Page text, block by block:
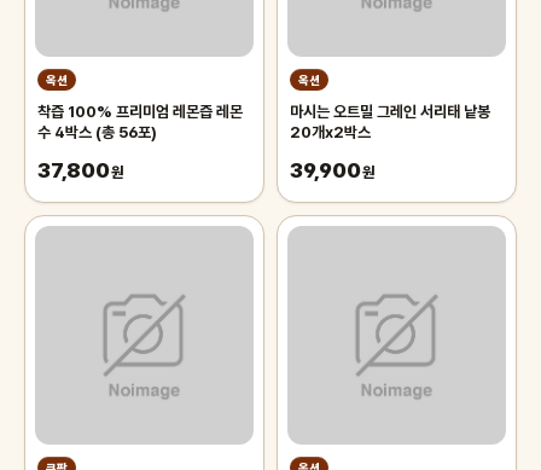
옥션
착즙 100% 프리미엄 레몬즙 레몬
수 4박스 (총 56포)
37,800원
옥션
마시는 오트밀 그레인 서리태 낱봉
20개x2박스
39,900원